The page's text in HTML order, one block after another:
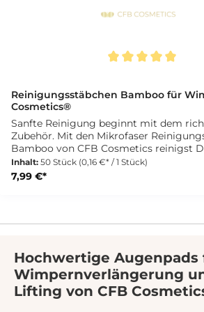
Reinigungsstäbchen Bamboo für
Cosmetics®
Sanfte Reinigung beginnt mit dem
Zubehör. Mit den Mikrofaser
Bamboo von CFB Cosmetics reinigst
Augenpartie präzise, fusselfrei und
hochwertigen Mikrofaser Spitzen
sauber und professionell bei jeder
Abnehmen von Reinigungsprodukten.
präzise Größe ermöglichen sie ein
auch an schwer erreichbaren Stellen.
Einwegartikel unterstützen sie höchste
Hygienestandards im Studio. Der Bambusgriff sorgt
Inhalt: 50 Stück (0,16 €* / 1 Stück)
7,99 €*
Hochwertige Augenpads
Wimpernverlängerung
Lifting von CFB